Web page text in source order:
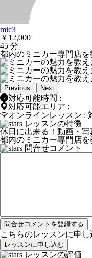
mic3
￥12,000
45 分
都内のミニカー専門店を
Previous Next
対応可能時間 :
対応可能エリア :
オンラインレッスン :
レッスンの特徴
休日に出来る！ 動画・写
都内のミニカー専門店を
問合せコメント
問合せコメントを登録する
こちらのレッスンに申
レッスンの評価